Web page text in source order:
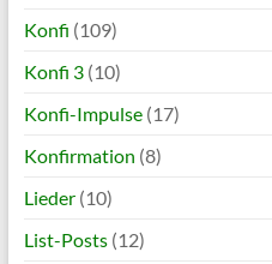
Konfi (109)
Konfi 3(10)
Konfi-Impulse(17)
Konfirmation (8)
Lieder(10)
List-Posts(12)